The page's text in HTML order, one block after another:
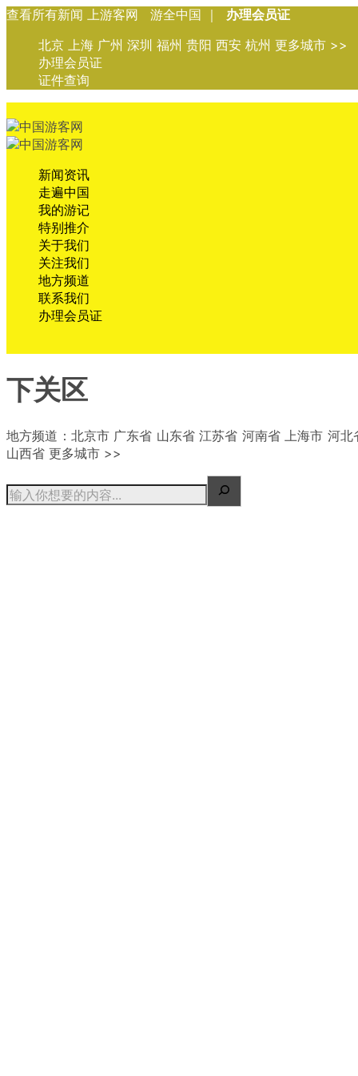
查看所有新闻 上游客网 游全中国 ｜
办理会员证
北京 上海 广州 深圳 福州 贵阳 西安 杭州 更多城市 >>
办理会员证
证件查询
新闻资讯
走遍中国
我的游记
特别推介
关于我们
关注我们
地方频道
联系我们
办理会员证
下关区
地方频道：北京市 广东省 山东省 江苏省 河南省 上海市 河
山西省 更多城市 >>